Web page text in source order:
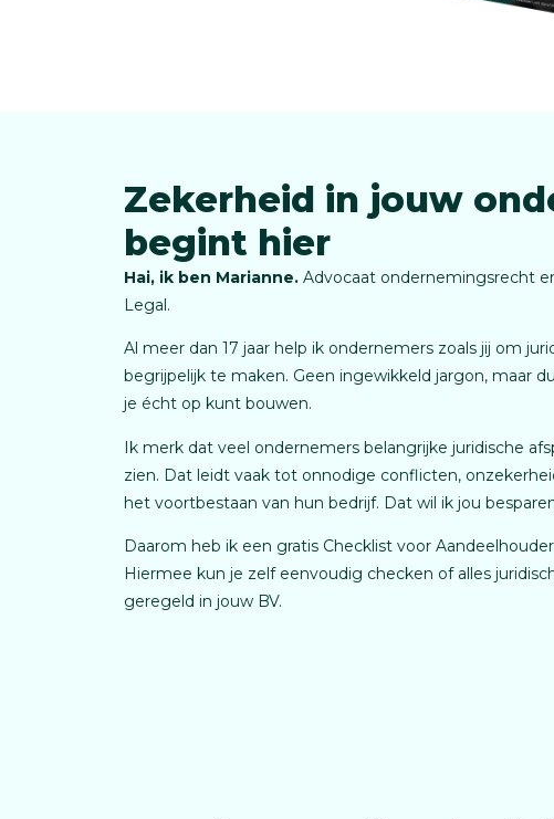
Zekerheid in jouw
begint hier
Hai, ik ben Marianne. Advocaat ondernemingsrecht
Legal.
Al meer dan 17 jaar help ik ondernemers zoals jij om
begrijpelijk te maken. Geen ingewikkeld jargon, maar
je écht op kunt bouwen.
Ik merk dat veel ondernemers belangrijke juridische
zien. Dat leidt vaak tot onnodige conflicten,
het voortbestaan van hun bedrijf. Dat wil ik jou
Daarom heb ik een gratis Checklist voor
Hiermee kun je zelf eenvoudig checken of alles
geregeld in jouw BV.